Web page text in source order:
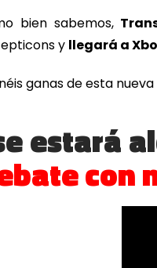
bien sabemos,
y llegará a
ganas de esta
estará
con